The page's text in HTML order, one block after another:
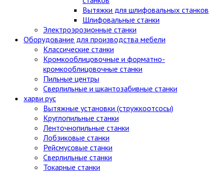
Вытяжки для шлифовальных станков
Шлифовальные станки
Электроэрозионные станки
Оборудование для производства мебели
Классические станки
Кромкооблицовочные и форматно-
кромкооблицовочные станки
Пильные центры
Сверлильные и шкантозабивные станки
харви рус
Вытяжные установки (стружкоотсосы)
Круглопильные станки
Ленточнопильные станки
Лобзиковые станки
Рейсмусовые станки
Сверлильные станки
Токарные станки